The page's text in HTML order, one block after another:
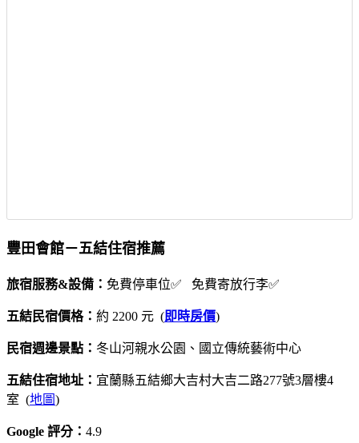
豐田會館－五結住宿推薦
旅宿服務&設備： 免費停車位✅ 免費寄放行李✅
五結民宿價格： 約 2200 元 (即時房價)
民宿週邊景點： 冬山河親水公園、國立傳統藝術中心
五結住宿地址： 宜蘭縣五結鄉大吉村大吉二路277號3層樓4
室 (地圖)
Google 評分： 4.9